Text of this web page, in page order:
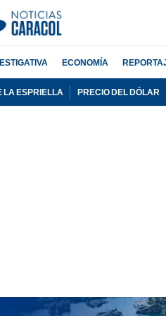
ECONOMÍA
LA ESPRIELLA PRECIO DEL DÓLAR